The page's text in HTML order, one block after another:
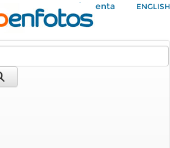
Mi Cuenta ENGLISH